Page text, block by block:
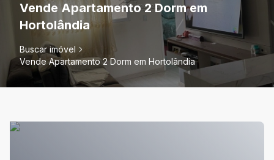
Vende Apartamento 2 Dorm em
Hortolândia
Buscar imóvel
Vende Apartamento 2 Dorm em Hortolândia